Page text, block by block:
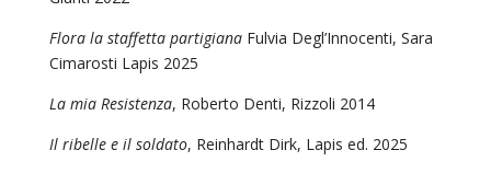
Flora la staffetta partigianaFulvia Degl’Innocenti, Sara
Cimarosti Lapis 2025
La mia Resistenza, Roberto Denti, Rizzoli 2014
Il ribelle e il soldato, Reinhardt Dirk, Lapis ed. 2025